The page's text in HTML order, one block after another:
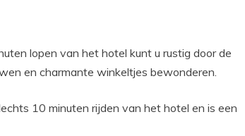
lopen van het hotel kunt u rustig door de
en charmante winkeltjes bewonderen.
10 minuten rijden van het hotel en is een